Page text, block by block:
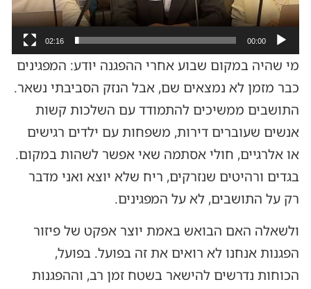
00:00
02:16
מי שהיה במקום שבוע אחרי ההפגנה יודע: המפגינים
כבר מזמן לא נמצאים שם, אבל הנזק הסביבתי נשאר.
התושבים ממשיכים להתמודד עם השלכות קשות
אנשים שעוברים דירות, משפחות עם ילדים רגישים
או אלרגיים, חולי אסתמה שאי אפשר לשהות במקום.
בגדים ורהיטים שנזרקים, ריח שלא יוצא ואני מדבר
רק על התושבים, לא על המפגינים.
ולשאלה האם הבואש באמת יוצר אפקט של פיזור
הפגנות אנחנו לא רואים את זה בפועל. בפועל,
הכוחות נדרשים להישאר בשטח זמן רב, וההפגנות